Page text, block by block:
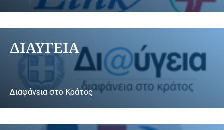
ΔΙΑΥΓΕΙΑ
Διαφάνεια στο Κράτος